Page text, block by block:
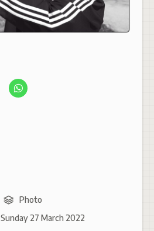
Photo
Sunday 27 March 2022